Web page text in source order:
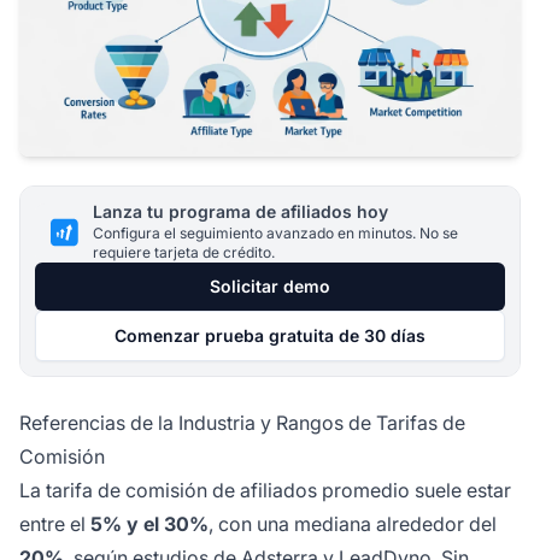
Lanza tu programa de afiliados hoy
Configura el seguimiento avanzado en minutos. No se
requiere tarjeta de crédito.
Solicitar demo
Comenzar prueba gratuita de 30 días
Referencias de la Industria y Rangos de Tarifas de
Comisión
La tarifa de comisión de afiliados promedio suele estar
entre el 5% y el 30%, con una mediana alrededor del